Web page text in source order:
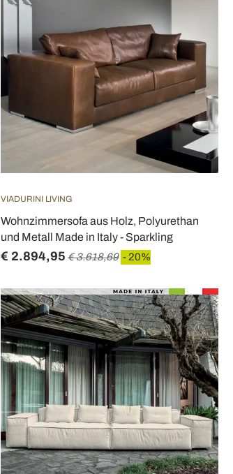
VIADURINI LIVING
Wohnzimmersofa aus Holz, Polyurethan
und Metall Made in Italy - Sparkling
€ 2.894,95 € 3.618,69 - 20%